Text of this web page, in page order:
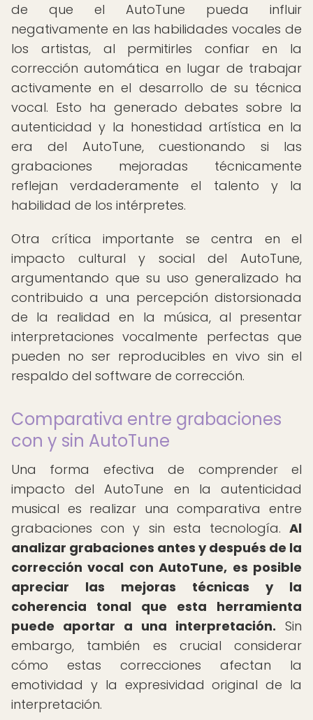
de que el AutoTune pueda influir
negativamente en las habilidades vocales de
los artistas, al permitirles confiar en la
corrección automática en lugar de trabajar
activamente en el desarrollo de su técnica
vocal. Esto ha generado debates sobre la
autenticidad y la honestidad artística en la
era del AutoTune, cuestionando si las
grabaciones mejoradas técnicamente
reflejan verdaderamente el talento y la
habilidad de los intérpretes.
Otra crítica importante se centra en el
impacto cultural y social del AutoTune,
argumentando que su uso generalizado ha
contribuido a una percepción distorsionada
de la realidad en la música, al presentar
interpretaciones vocalmente perfectas que
pueden no ser reproducibles en vivo sin el
respaldo del software de corrección.
Comparativa entre grabaciones
con y sin AutoTune
Una forma efectiva de comprender el
impacto del AutoTune en la autenticidad
musical es realizar una comparativa entre
grabaciones con y sin esta tecnología. Al
analizar grabaciones antes y después de la
corrección vocal con AutoTune, es posible
apreciar las mejoras técnicas y la
coherencia tonal que esta herramienta
puede aportar a una interpretación. Sin
embargo, también es crucial considerar
cómo estas correcciones afectan la
emotividad y la expresividad original de la
interpretación.